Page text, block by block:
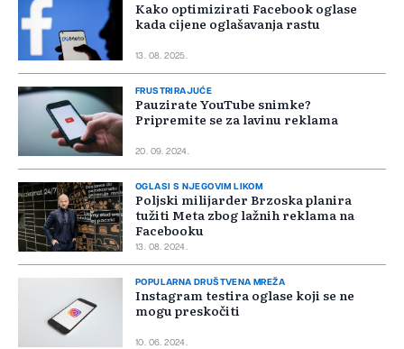
Kako optimizirati Facebook oglase
kada cijene oglašavanja rastu
13. 08. 2025.
FRUSTRIRAJUĆE
Pauzirate YouTube snimke?
Pripremite se za lavinu reklama
20. 09. 2024.
OGLASI S NJEGOVIM LIKOM
Poljski milijarder Brzoska planira
tužiti Meta zbog lažnih reklama na
Facebooku
13. 08. 2024.
POPULARNA DRUŠTVENA MREŽA
Instagram testira oglase koji se ne
mogu preskočiti
10. 06. 2024.